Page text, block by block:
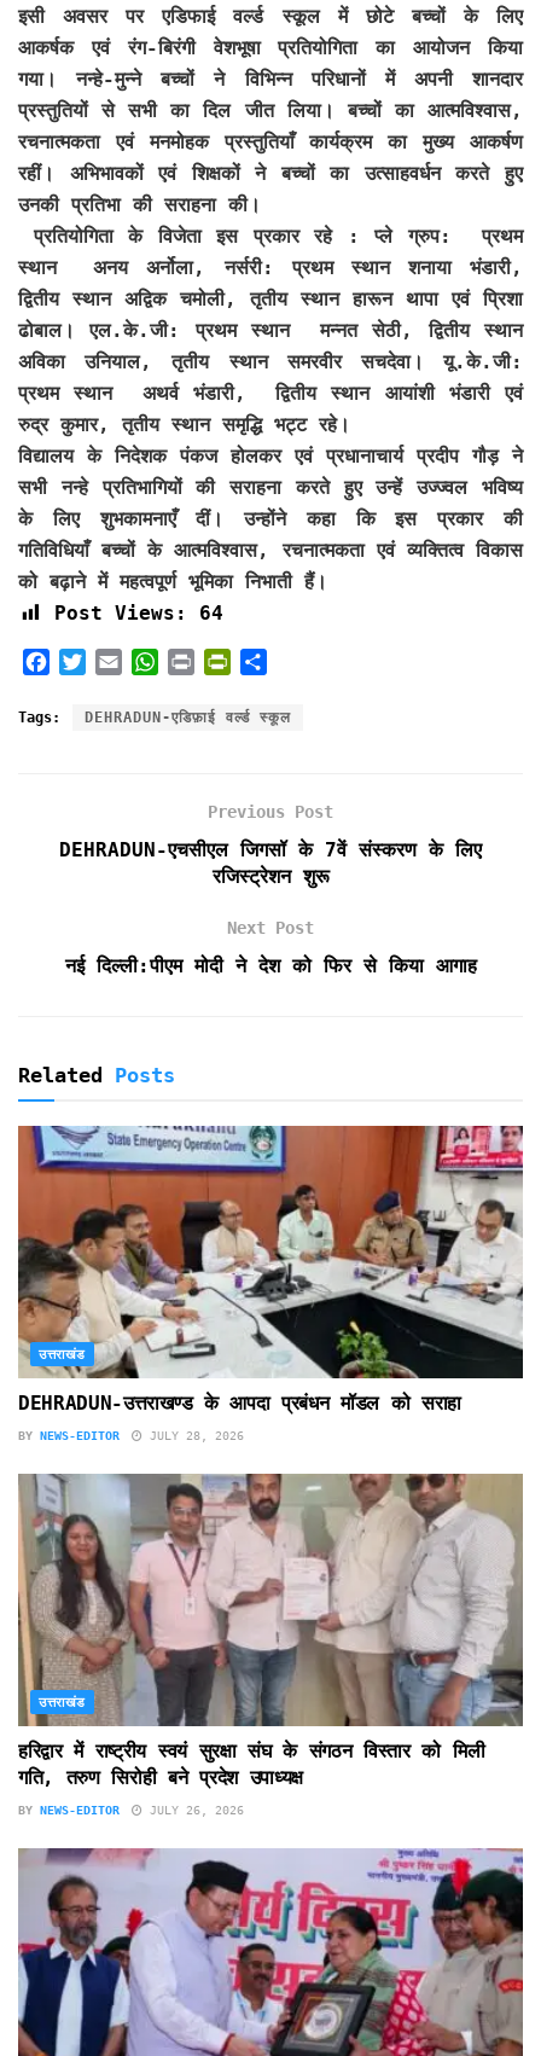
इसी अवसर पर एडिफाई वर्ल्ड स्कूल में छोटे बच्चों के लिए
आकर्षक एवं रंग-बिरंगी वेशभूषा प्रतियोगिता का आयोजन किया
गया। नन्हे-मुन्ने बच्चों ने विभिन्न परिधानों में अपनी शानदार
प्रस्तुतियों से सभी का दिल जीत लिया। बच्चों का आत्मविश्वास,
रचनात्मकता एवं मनमोहक प्रस्तुतियाँ कार्यक्रम का मुख्य आकर्षण
रहीं। अभिभावकों एवं शिक्षकों ने बच्चों का उत्साहवर्धन करते हुए
उनकी प्रतिभा की सराहना की।
प्रतियोगिता के विजेता इस प्रकार रहे : प्ले ग्रुप: प्रथम
स्थान अनय अर्नोला, नर्सरी: प्रथम स्थान शनाया भंडारी,
द्वितीय स्थान अद्विक चमोली, तृतीय स्थान हारून थापा एवं प्रिशा
ढोबाल। एल.के.जी: प्रथम स्थान मन्नत सेठी, द्वितीय स्थान
अविका उनियाल, तृतीय स्थान समरवीर सचदेवा। यू.के.जी:
प्रथम स्थान अथर्व भंडारी, द्वितीय स्थान आयांशी भंडारी एवं
रुद्र कुमार, तृतीय स्थान समृद्धि भट्ट रहे।
विद्यालय के निदेशक पंकज होलकर एवं प्रधानाचार्य प्रदीप गौड़ ने
सभी नन्हे प्रतिभागियों की सराहना करते हुए उन्हें उज्ज्वल भविष्य
के लिए शुभकामनाएँ दीं। उन्होंने कहा कि इस प्रकार की
गतिविधियाँ बच्चों के आत्मविश्वास, रचनात्मकता एवं व्यक्तित्व विकास
को बढ़ाने में महत्वपूर्ण भूमिका निभाती हैं।
Post Views:
64
c
k
i
a
a
p
i
i
r
i
e
d
l
a
Tags: DEHRADUN-एडिफ़ाई वर्ल्ड स्कूल
Previous Post
DEHRADUN-एचसीएल जिगसॉ के 7वें संस्करण के लिए
रजिस्ट्रेशन शुरू
Next Post
नई दिल्ली:पीएम मोदी ने देश को फिर से किया आगाह
Related Posts
उत्तराखंड
DEHRADUN-उत्तराखण्ड के आपदा प्रबंधन मॉडल को सराहा
BY NEWS-EDITOR JULY 28, 2026
उत्तराखंड
हरिद्वार में राष्ट्रीय स्वयं सुरक्षा संघ के संगठन विस्तार को मिली
गति, तरुण सिरोही बने प्रदेश उपाध्यक्ष
BY NEWS-EDITOR JULY 26, 2026